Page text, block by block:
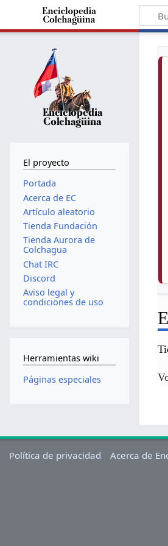
El proyecto
Portada
Acerca de EC
Artículo aleatorio
Tienda Fundación
Tienda Aurora de
Colchagua
Chat IRC
Discord
Aviso legal y
condiciones de uso
Herramientas wiki
Páginas especiales
Política de privacidad Acerca de